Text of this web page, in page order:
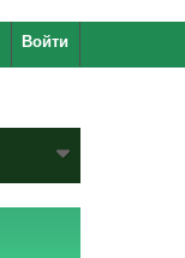
Войти